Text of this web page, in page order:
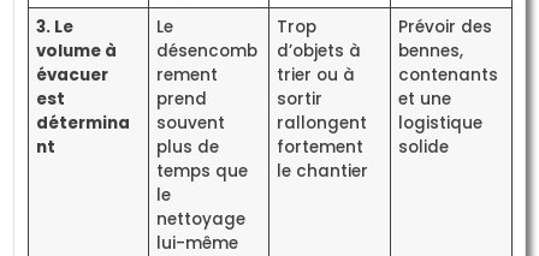
3. Le
volume à
évacuer
est
détermina
nt
Le
désencomb
rement
prend
souvent
plus de
temps que
le
nettoyage
lui-même
Trop
d’objets à
trier ou à
sortir
rallongent
fortement
le chantier
Prévoir des
bennes,
contenants
et une
logistique
solide